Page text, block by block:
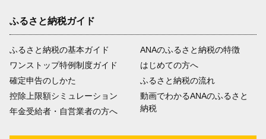
ふるさと納税ガイド
ふるさと納税の基本ガイド
ワンストップ特例制度ガイド
確定申告のしかた
控除上限額シミュレーション
年金受給者・自営業者の方へ
ANAのふるさと納税の特徴
はじめての方へ
ふるさと納税の流れ
動画でわかるANAのふるさと
納税